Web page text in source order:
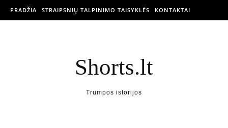
PRADŽIA STRAIPSNIŲ TALPINIMO TAISYKLĖS KONTAKTAI
Shorts.lt
Trumpos istorijos